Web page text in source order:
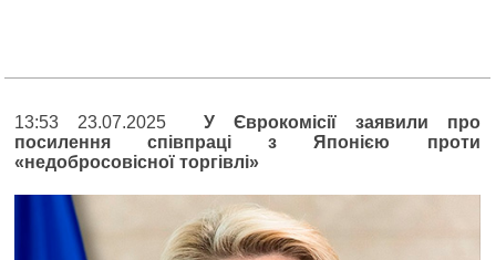
13:53 23.07.2025 У Єврокомісії заявили про
посилення співпраці з Японією проти
«недобросовісної торгівлі»